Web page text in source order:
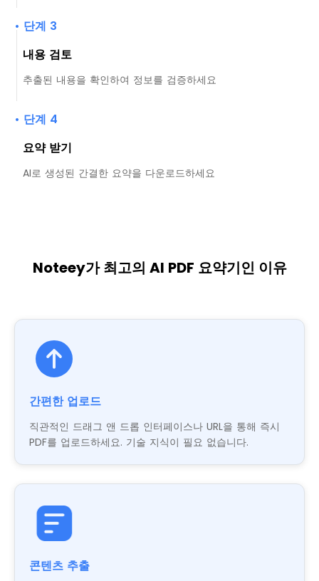
• 단계 3
내용 검토
추출된 내용을 확인하여 정보를 검증하세요
• 단계 4
요약 받기
AI로 생성된 간결한 요약을 다운로드하세요
Noteey가 최고의 AI PDF 요약기인 이유
간편한 업로드
직관적인 드래그 앤 드롭 인터페이스나 URL을 통해 즉시
PDF를 업로드하세요. 기술 지식이 필요 없습니다.
콘텐츠 추출